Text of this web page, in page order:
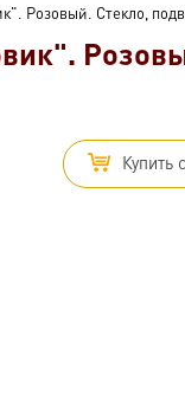
Розовый. Стекло,
Купить